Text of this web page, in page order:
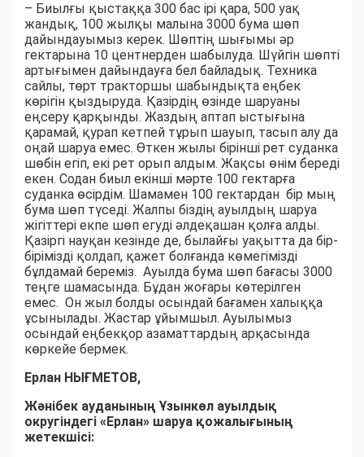
– Биылғы қыстаққа 300 бас ірі қара, 500 уақ
жандық, 100 жылқы малына 3000 бума шөп
дайындауымыз керек. Шөптің шығымы әр
гектарына 10 центнерден шабылуда. Шүйгін шөпті
артығымен дайындауға бел байладық. Техника
сайлы, төрт тракторшы шабындықта еңбек
көрігін қыздыруда. Қазірдің өзінде шаруаны
еңсеру қарқынды. Жаздың аптап ыстығына
қарамай, қурап кетпей тұрып шауып, тасып алу да
оңай шаруа емес. Өткен жылы бірінші рет суданка
шөбін егіп, екі рет орып алдым. Жақсы өнім береді
екен. Содан биыл екінші мәрте 100 гектарға
суданка өсірдім. Шамамен 100 гектардан бір мың
бума шөп түседі. Жалпы біздің ауылдың шаруа
жігіттері екпе шөп егуді әлдеқашан қолға алды.
Қазіргі науқан кезінде де, былайғы уақытта да бір-
бірімізді қолдап, қажет болғанда көмегімізді
бұлдамай береміз. Ауылда бума шөп бағасы 3000
теңге шамасында. Бұдан жоғары көтерілген
емес. Он жыл болды осындай бағамен халыққа
ұсынылады. Жастар ұйымшыл. Ауылымыз
осындай еңбекқор азаматтардың арқасында
көркейе бермек.
Ерлан НЫҒМЕТОВ,
Жәнібек ауданының Ұзынкөл ауылдық
округіндегі «Ерлан» шаруа қожалығының
жетекшісі: